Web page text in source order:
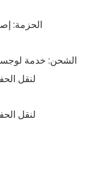
(2)
(3) الشحن: خدمة